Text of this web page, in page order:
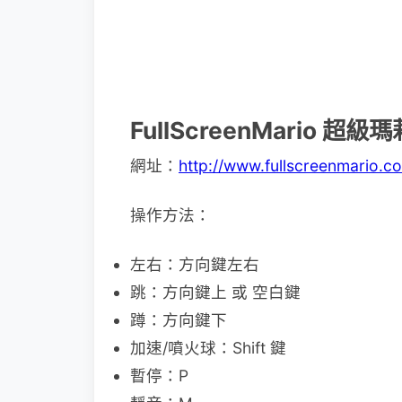
FullScreenMario 超級瑪
網址： http://
操作方法：
左右：方向鍵左右
跳：方向鍵上 或 空白鍵
蹲：方向鍵下
加速/噴火球：Shift 鍵
暫停：P